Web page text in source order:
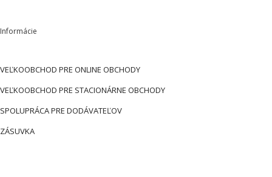
Informácie
VEĽKOOBCHOD PRE ONLINE OBCHODY
VEĽKOOBCHOD PRE STACIONÁRNE OBCHODY
SPOLUPRÁCA PRE DODÁVATEĽOV
ZÁSUVKA